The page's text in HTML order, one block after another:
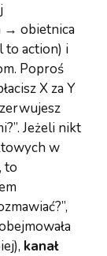
→ obietnica
to action) i
Poproś
X za Y
Jeżeli nikt
w
to
kanał